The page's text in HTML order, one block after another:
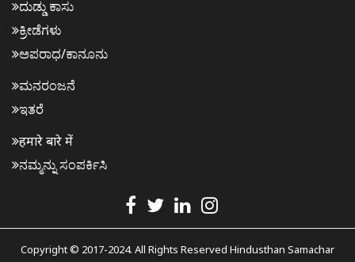
ದುಡ್ಡು ಕಾಸು
ಕ್ರೀಡೆಗಳು
ಅಪರಾಧ/ಕಾನೂನು
ಮನರಂಜನೆ
ಇತರೆ
हमारे बारे में
ನಮ್ಮನ್ನು ಸಂಪರ್ಕಿಸಿ
Copyright © 2017-2024. All Rights Reserved Hindusthan Samachar